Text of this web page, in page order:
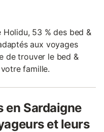
53 % des bed &
aux voyages
de trouver le bed &
famille.
en Sardaigne
et leurs